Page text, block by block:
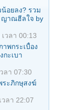
อยลง? รวม
ญาณฮีลใจ by
วลา 00:13
พกระเบื้อง
กะเบา
ลา 07:30
ระภิกษุสงฆ์
วลา 22:07